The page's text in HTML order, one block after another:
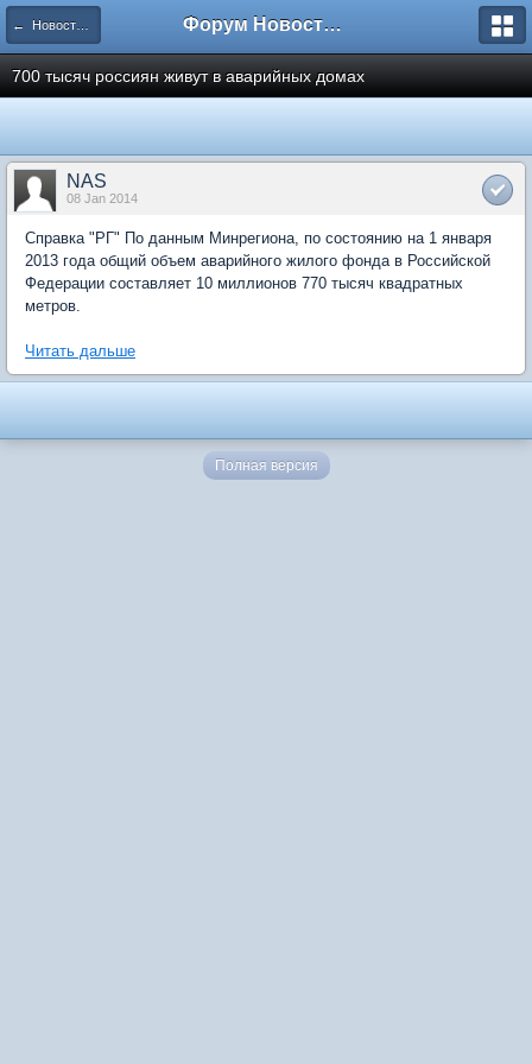
← Новости рынка недвижимости Форум Новостройки
700 тысяч россиян живут в аварийных домах
NAS
08 Jan 2014
Справка "РГ" По данным Минрегиона, по состоянию на 1 января
2013 года общий объем аварийного жилого фонда в Российской
Федерации составляет 10 миллионов 770 тысяч квадратных
метров.
Читать дальше
Полная версия